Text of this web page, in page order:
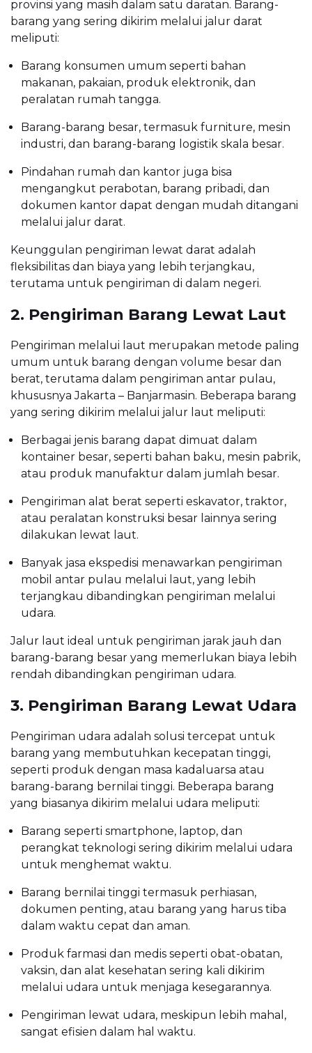
provinsi yang masih dalam satu daratan. Barang-
barang yang sering dikirim melalui jalur darat
meliputi:
Barang konsumen umum seperti bahan
makanan, pakaian, produk elektronik, dan
peralatan rumah tangga.
Barang-barang besar, termasuk furniture, mesin
industri, dan barang-barang logistik skala besar.
Pindahan rumah dan kantor juga bisa
mengangkut perabotan, barang pribadi, dan
dokumen kantor dapat dengan mudah ditangani
melalui jalur darat.
Keunggulan pengiriman lewat darat adalah
fleksibilitas dan biaya yang lebih terjangkau,
terutama untuk pengiriman di dalam negeri.
2. Pengiriman Barang Lewat Laut
Pengiriman melalui laut merupakan metode paling
umum untuk barang dengan volume besar dan
berat, terutama dalam pengiriman antar pulau,
khususnya Jakarta – Banjarmasin. Beberapa barang
yang sering dikirim melalui jalur laut meliputi:
Berbagai jenis barang dapat dimuat dalam
kontainer besar, seperti bahan baku, mesin pabrik,
atau produk manufaktur dalam jumlah besar.
Pengiriman alat berat seperti eskavator, traktor,
atau peralatan konstruksi besar lainnya sering
dilakukan lewat laut.
Banyak jasa ekspedisi menawarkan pengiriman
mobil antar pulau melalui laut, yang lebih
terjangkau dibandingkan pengiriman melalui
udara.
Jalur laut ideal untuk pengiriman jarak jauh dan
barang-barang besar yang memerlukan biaya lebih
rendah dibandingkan pengiriman udara.
3. Pengiriman Barang Lewat Udara
Pengiriman udara adalah solusi tercepat untuk
barang yang membutuhkan kecepatan tinggi,
seperti produk dengan masa kadaluarsa atau
barang-barang bernilai tinggi. Beberapa barang
yang biasanya dikirim melalui udara meliputi:
Barang seperti smartphone, laptop, dan
perangkat teknologi sering dikirim melalui udara
untuk menghemat waktu.
Barang bernilai tinggi termasuk perhiasan,
dokumen penting, atau barang yang harus tiba
dalam waktu cepat dan aman.
Produk farmasi dan medis seperti obat-obatan,
vaksin, dan alat kesehatan sering kali dikirim
melalui udara untuk menjaga kesegarannya.
Pengiriman lewat udara, meskipun lebih mahal,
sangat efisien dalam hal waktu.